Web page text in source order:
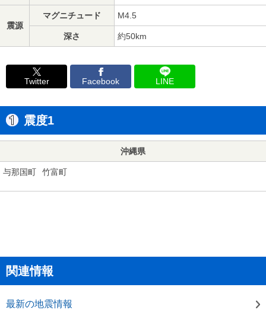
震源
マグニチュード M4.5
深さ 約50km
Twitter Facebook LINE
震度1
沖縄県
与那国町 竹富町
関連情報
最新の地震情報